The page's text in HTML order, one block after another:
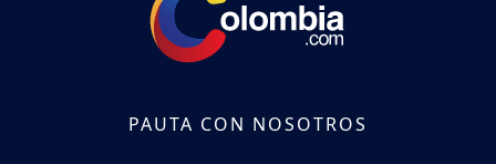
PAUTA CON NOSOTROS